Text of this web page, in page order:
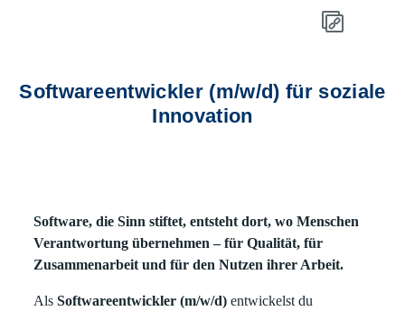
Softwareentwickler (m/w/d) für soziale
Innovation
Software, die Sinn stiftet, entsteht dort, wo Menschen
Verantwortung übernehmen – für Qualität, für
Zusammenarbeit und für den Nutzen ihrer Arbeit.
AlsSoftwareentwickler (m/w/d)entwickelst du